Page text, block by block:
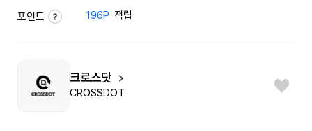
포인트 196P 적립
크로스닷
CROSSDOT